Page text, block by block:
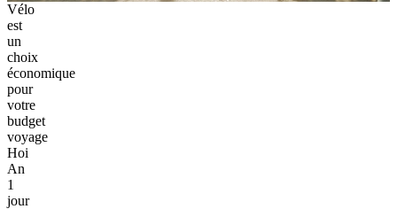
Vélo
est
un
choix
économique
pour
votre
budget
voyage
Hoi
An
1
jour